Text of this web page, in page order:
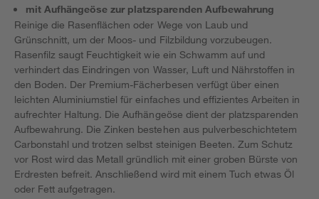
mit Aufhängeöse zur platzsparenden Aufbewahrung
Reinige die Rasenflächen oder Wege von Laub und
Grünschnitt, um der Moos- und Filzbildung vorzubeugen.
Rasenfilz saugt Feuchtigkeit wie ein Schwamm auf und
verhindert das Eindringen von Wasser, Luft und Nährstoffen in
den Boden. Der Premium-Fächerbesen verfügt über einen
leichten Aluminiumstiel für einfaches und effizientes Arbeiten in
aufrechter Haltung. Die Aufhängeöse dient der platzsparenden
Aufbewahrung. Die Zinken bestehen aus pulverbeschichtetem
Carbonstahl und trotzen selbst steinigen Beeten. Zum Schutz
vor Rost wird das Metall gründlich mit einer groben Bürste von
Erdresten befreit. Anschließend wird mit einem Tuch etwas Öl
oder Fett aufgetragen.